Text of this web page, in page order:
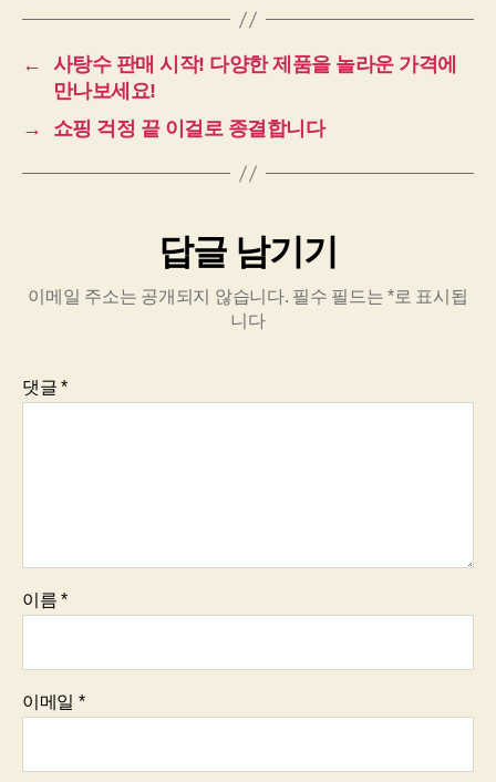
←
사탕수 판매 시작! 다양한 제품을 놀라운 가격에
만나보세요!
→
쇼핑 걱정 끝 이걸로 종결합니다
답글 남기기
이메일 주소는 공개되지 않습니다. 필수 필드는*로 표시됩
니다
댓글*
이름*
이메일 *